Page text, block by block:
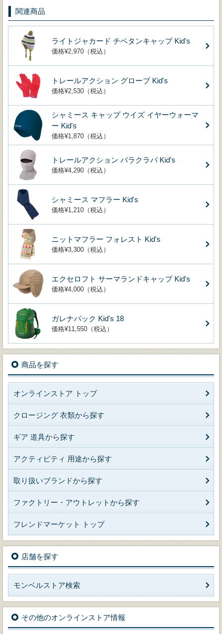
関連商品
ライトジャカード チベタンキャップ Kid's
価格¥2,970（税込）
トレールアクション グローブ Kid's
価格¥2,530（税込）
シャミース キャップ ウイズ イヤーウォーマ
ー Kid's
価格¥1,870（税込）
トレールアクション バラクラバ Kid's
価格¥4,290（税込）
シャミース マフラー Kid's
価格¥1,210（税込）
ニットマフラー フォレスト Kid's
価格¥3,300（税込）
エクセロフト サーマランドキャップ Kid's
価格¥4,000（税込）
ガレナパック Kid's 18
価格¥11,550（税込）
商品を探す
オンラインストア トップ
クロージング 衣類から探す
ギア 道具から探す
アクティビティ 用途から探す
取り扱いブランドから探す
ファクトリー・アウトレットから探す
フレンドマーケット トップ
店舗を探す
モンベルストア検索
その他のオンラインストア情報